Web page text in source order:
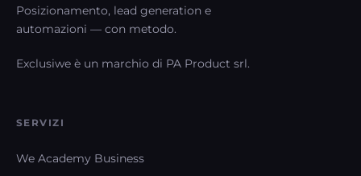
Posizionamento, lead generation e
automazioni — con metodo.
Exclusiwe è un marchio di PA Product srl.
SERVIZI
We Academy Business